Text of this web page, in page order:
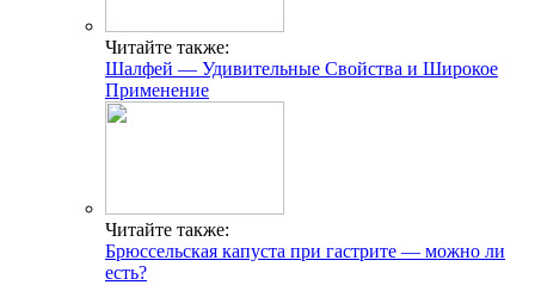
Читайте также:
Шалфей — Удивительные Свойства и Широкое
Применение
Читайте также:
Брюссельская капуста при гастрите — можно ли
есть?